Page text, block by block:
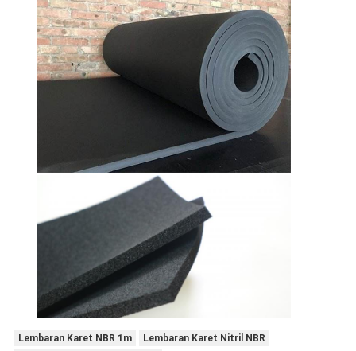
Lembaran Karet NBR 1m
Lembaran Karet Nitril NBR